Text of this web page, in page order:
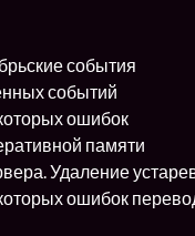
события
событий
ошибок
памяти
Удаление
ошибок